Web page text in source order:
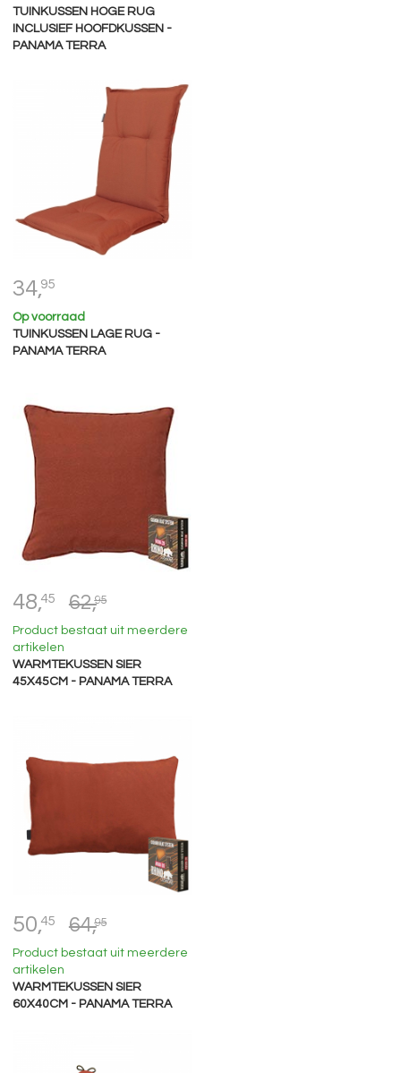
TUINKUSSEN HOGE RUG
INCLUSIEF HOOFDKUSSEN -
PANAMA TERRA
34,95
Op voorraad
TUINKUSSEN LAGE RUG -
PANAMA TERRA
48,45 62,95
Product bestaat uit meerdere
artikelen
WARMTEKUSSEN SIER
45X45CM - PANAMA TERRA
50,45 64,95
Product bestaat uit meerdere
artikelen
WARMTEKUSSEN SIER
60X40CM - PANAMA TERRA